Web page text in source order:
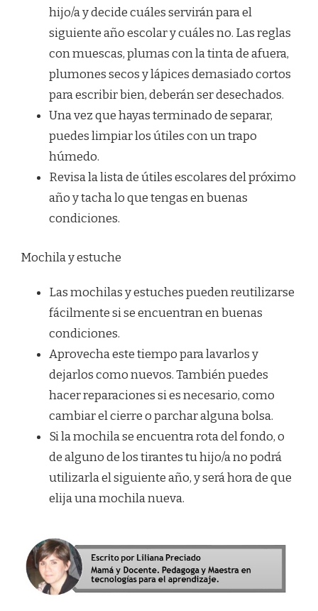
hijo/a y decide cuáles servirán para el
siguiente año escolar y cuáles no. Las reglas
con muescas, plumas con la tinta de afuera,
plumones secos y lápices demasiado cortos
para escribir bien, deberán ser desechados.
Una vez que hayas terminado de separar,
puedes limpiar los útiles con un trapo
húmedo.
Revisa la lista de útiles escolares del próximo
año y tacha lo que tengas en buenas
condiciones.
Mochila y estuche
Las mochilas y estuches pueden reutilizarse
fácilmente si se encuentran en buenas
condiciones.
Aprovecha este tiempo para lavarlos y
dejarlos como nuevos. También puedes
hacer reparaciones si es necesario, como
cambiar el cierre o parchar alguna bolsa.
Si la mochila se encuentra rota del fondo, o
de alguno de los tirantes tu hijo/a no podrá
utilizarla el siguiente año, y será hora de que
elija una mochila nueva.